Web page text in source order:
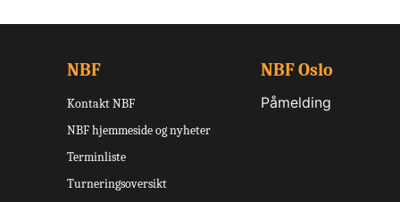
NBF
Kontakt NBF
NBF hjemmeside og nyheter
Terminliste
Turneringsoversikt
NBF Oslo
Påmelding